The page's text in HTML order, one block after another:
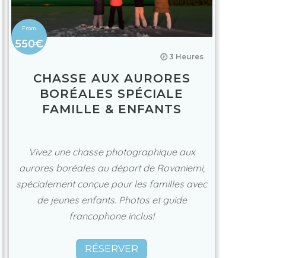
550€
🕖 3 Heures
CHASSE AUX AURORES
BORÉALES SPÉCIALE
FAMILLE & ENFANTS
Vivez une chasse photographique aux
aurores boréales au départ de Rovaniemi,
spécialement conçue pour les familles avec
de jeunes enfants. Photos et guide
francophone inclus!
RÉSERVER